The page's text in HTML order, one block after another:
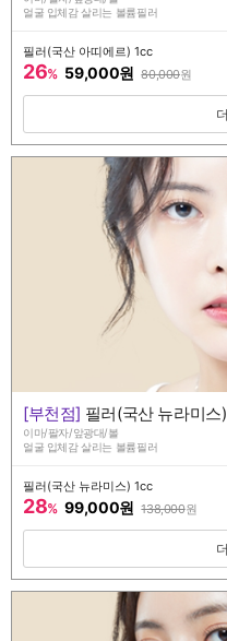
얼굴 입체감 살리는 볼륨필러
필러(국산 아띠에르) 1cc
26% 59,000원 80,000원
[부천점] 필러(국산 뉴라미스)
이마/팔자/앞광대/볼
얼굴 입체감 살리는 볼륨필러
필러(국산 뉴라미스) 1cc
28% 99,000원 138,000원